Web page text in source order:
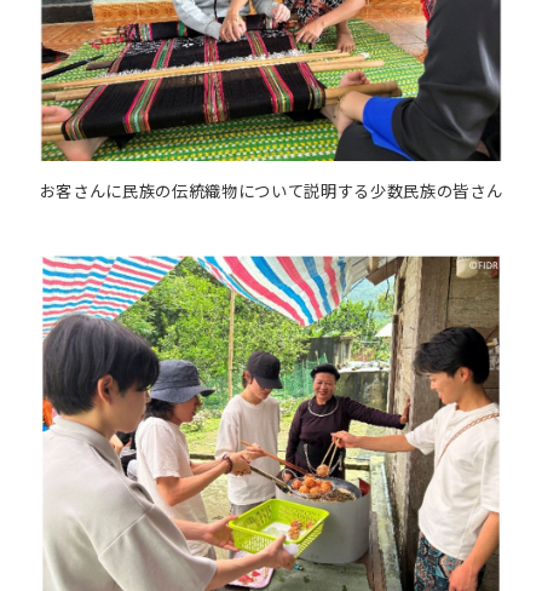
お客さんに民族の伝統織物について説明する少数民族の皆さん